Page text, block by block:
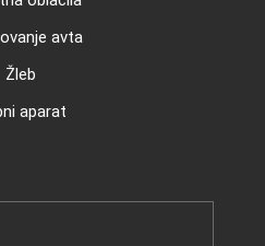
avta
Žleb
aparat